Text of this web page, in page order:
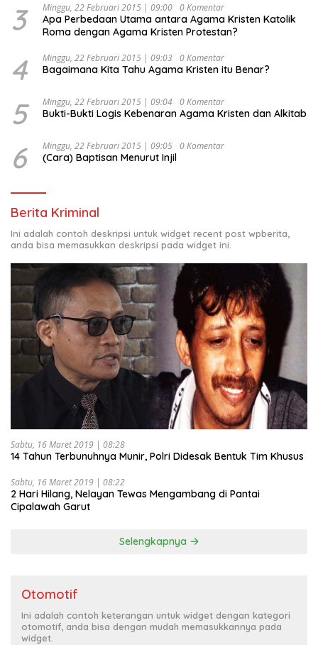
3 Minggu, 22 Februari 2015 | 09:00 0 Komentar
Apa Perbedaan Utama antara Agama Kristen Katolik
Roma dengan Agama Kristen Protestan?
4 Minggu, 22 Februari 2015 | 09:03 0 Komentar
Bagaimana Kita Tahu Agama Kristen itu Benar?
5 Minggu, 22 Februari 2015 | 09:04 0 Komentar
Bukti-Bukti Logis Kebenaran Agama Kristen dan Alkitab
6 Minggu, 22 Februari 2015 | 09:05 0 Komentar
(Cara) Baptisan Menurut Injil
Berita Kriminal
Ini adalah contoh deskripsi untuk widget recent post wpberita,
anda bisa memasukkan deskripsi pada widget ini.
Sabtu, 16 Maret 2019 | 08:28
14 Tahun Terbunuhnya Munir, Polri Didesak Bentuk Tim Khusus
Sabtu, 16 Maret 2019 | 08:22
2 Hari Hilang, Nelayan Tewas Mengambang di Pantai
Cipalawah Garut
Selengkapnya
Otomotif
Ini adalah contoh keterangan untuk widget dengan kategori
otomotif, anda bisa dengan mudah memasukkannya pada
widget.